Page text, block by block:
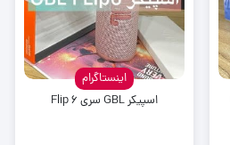
اینستاگرام
اسپیکر GBL سری Flip 6